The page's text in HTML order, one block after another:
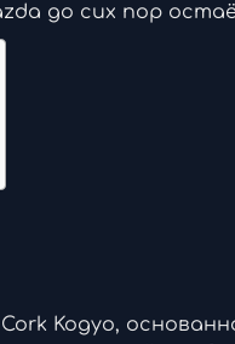
до сих пор
Kogyo,